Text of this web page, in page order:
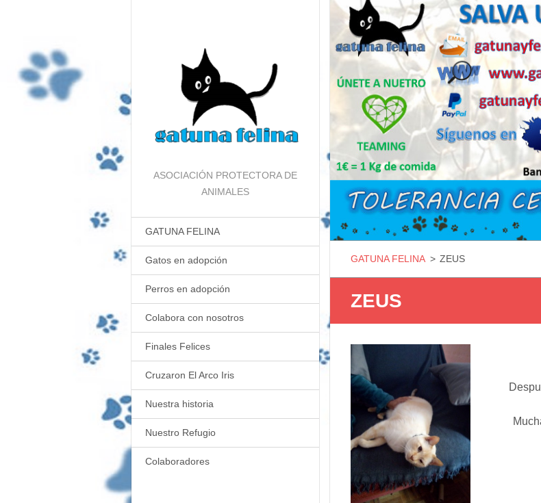
ASOCIACIÓN PROTECTORA DE
ANIMALES
GATUNA FELINA
Gatos en adopción
Perros en adopción
Colabora con nosotros
Finales Felices
Cruzaron El Arco Iris
Nuestra historia
Nuestro Refugio
Colaboradores
GATUNA FELINA > ZEUS
ZEUS